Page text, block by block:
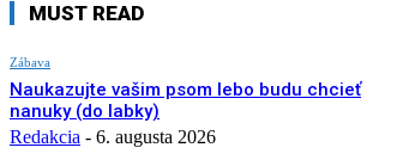
MUST READ
Zábava
Naukazujte vašim psom lebo budu chcieť
nanuky (do labky)
Redakcia - 6. augusta 2026